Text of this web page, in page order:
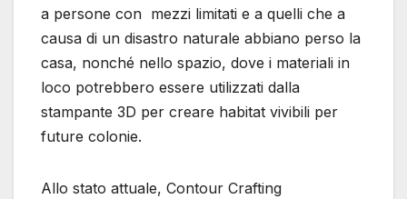
a persone con mezzi limitati e a quelli che a
causa di un disastro naturale abbiano perso la
casa, nonché nello spazio, dove i materiali in
loco potrebbero essere utilizzati dalla
stampante 3D per creare habitat vivibili per
future colonie.
Allo stato attuale, Contour Crafting